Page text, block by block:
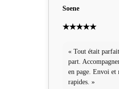
Soene
★★★★★
« Tout était
part.
en page. Envoi et
rapides. »